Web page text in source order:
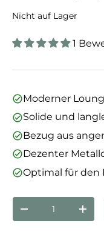
Nicht auf Lager
1
Moderner
Solide und
Bezug aus
Dezenter
Optimal für den
Anzahl
Menge verringern